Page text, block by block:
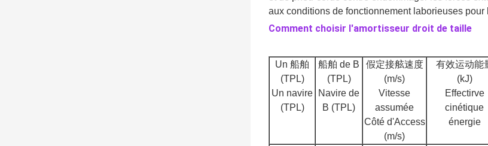
aux conditions de fonctionnement laborieuses
Comment choisir l'amortisseur droit de taille
Un 船舶
(TPL)
Un navire
(TPL)
船舶 de B
(TPL)
Navire de
B (TPL)
假定接舷速度
(m/s)
Vitesse
assumée
Côté d'Access
(m/s)
有效运动能
(kJ)
Effectirve
cinétique
énergie